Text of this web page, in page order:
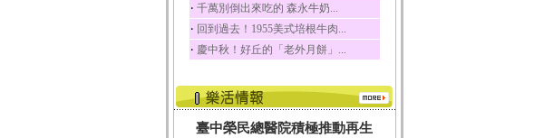
草魚
草魚含有維生素A、維生
素C、及豐富的蛋白...
‧ 千萬別倒出來吃的 森永牛奶...
‧ 回到過去！1955美式培根牛肉...
‧ 慶中秋！好丘的「老外月餅」...
臺中榮民總醫院積極推動再生